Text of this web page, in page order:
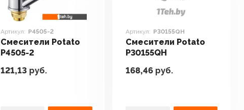
Артикул: P4505-2
Смесители Potato
P4505-2
121,13 руб.
Артикул: Р30155QH
Смесители Potato
Р30155QH
168,46 руб.